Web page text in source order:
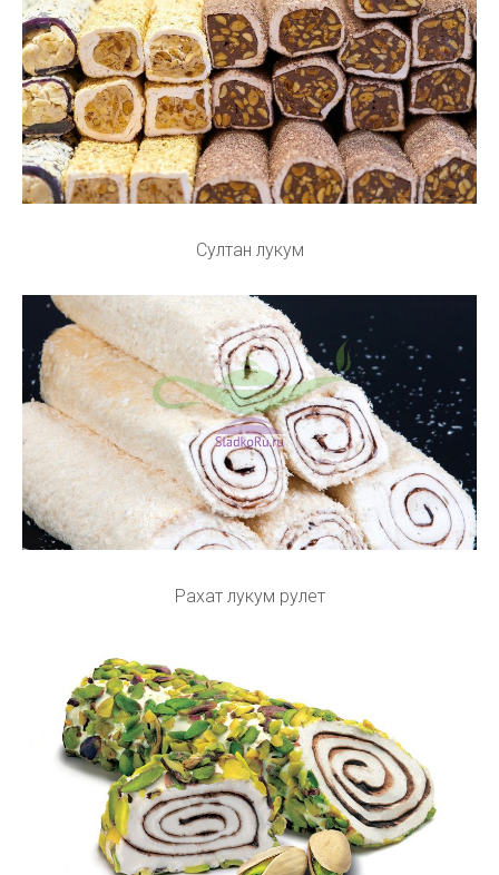
Султан лукум
Рахат лукум рулет